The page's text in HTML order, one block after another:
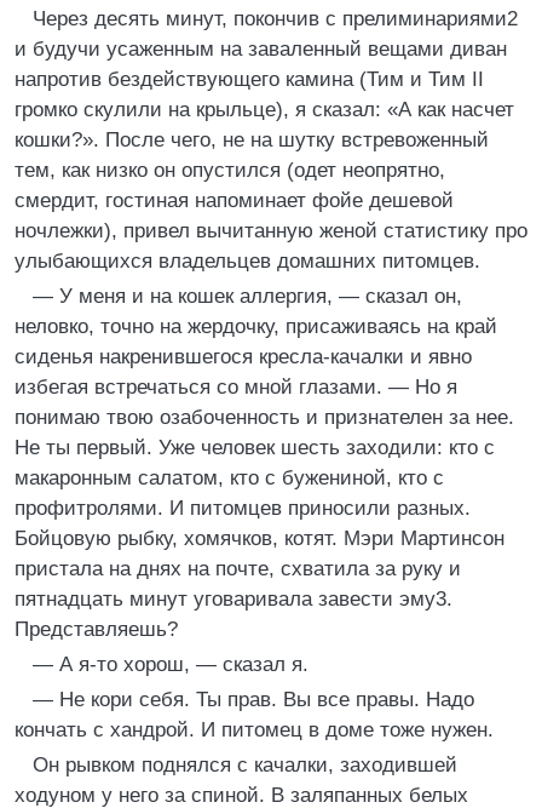
Через десять минут, покончив с прелиминариями2
и будучи усаженным на заваленный вещами диван
напротив бездействующего камина (Тим и Тим II
громко скулили на крыльце), я сказал: «А как насчет
кошки?». После чего, не на шутку встревоженный
тем, как низко он опустился (одет неопрятно,
смердит, гостиная напоминает фойе дешевой
ночлежки), привел вычитанную женой статистику про
улыбающихся владельцев домашних питомцев.
— У меня и на кошек аллергия, — сказал он,
неловко, точно на жердочку, присаживаясь на край
сиденья накренившегося кресла-качалки и явно
избегая встречаться со мной глазами. — Но я
понимаю твою озабоченность и признателен за нее.
Не ты первый. Уже человек шесть заходили: кто с
макаронным салатом, кто с бужениной, кто с
профитролями. И питомцев приносили разных.
Бойцовую рыбку, хомячков, котят. Мэри Мартинсон
пристала на днях на почте, схватила за руку и
пятнадцать минут уговаривала завести эму3.
Представляешь?
— А я-то хорош, — сказал я.
— Не кори себя. Ты прав. Вы все правы. Надо
кончать с хандрой. И питомец в доме тоже нужен.
Он рывком поднялся с качалки, заходившей
ходуном у него за спиной. В заляпанных белых